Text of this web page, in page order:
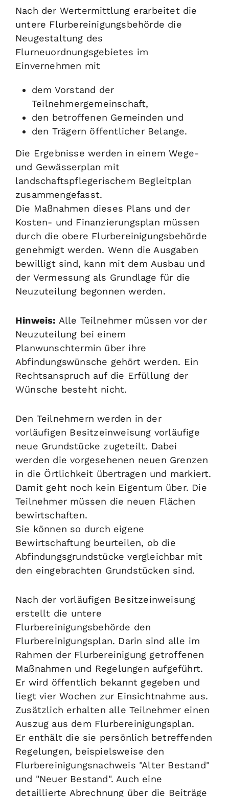
Nach der Wertermittlung erarbeitet die
untere Flurbereinigungsbehörde die
Neugestaltung des
Flurneuordnungsgebietes im
Einvernehmen mit
dem Vorstand der
Teilnehmergemeinschaft,
den betroffenen Gemeinden und
den Trägern öffentlicher Belange.
Die Ergebnisse werden in einem Wege-
und Gewässerplan mit
landschaftspflegerischem Begleitplan
zusammengefasst.
Die Maßnahmen dieses Plans und der
Kosten- und Finanzierungsplan müssen
durch die obere Flurbereinigungsbehörde
genehmigt werden. Wenn die Ausgaben
bewilligt sind, kann mit dem Ausbau und
der Vermessung als Grundlage für die
Neuzuteilung begonnen werden.
Hinweis: Alle Teilnehmer müssen vor der
Neuzuteilung bei einem
Planwunschtermin über ihre
Abfindungswünsche gehört werden. Ein
Rechtsanspruch auf die Erfüllung der
Wünsche besteht nicht.
Den Teilnehmern werden in der
vorläufigen Besitzeinweisung vorläufige
neue Grundstücke zugeteilt. Dabei
werden die vorgesehenen neuen Grenzen
in die Örtlichkeit übertragen und markiert.
Damit geht noch kein Eigentum über. Die
Teilnehmer müssen die neuen Flächen
bewirtschaften.
Sie können so durch eigene
Bewirtschaftung beurteilen, ob die
Abfindungsgrundstücke vergleichbar mit
den eingebrachten Grundstücken sind.
Nach der vorläufigen Besitzeinweisung
erstellt die untere
Flurbereinigungsbehörde den
Flurbereinigungsplan. Darin sind alle im
Rahmen der Flurbereinigung getroffenen
Maßnahmen und Regelungen aufgeführt.
Er wird öffentlich bekannt gegeben und
liegt vier Wochen zur Einsichtnahme aus.
Zusätzlich erhalten alle Teilnehmer einen
Auszug aus dem Flurbereinigungsplan.
Er enthält die sie persönlich betreffenden
Regelungen, beispielsweise den
Flurbereinigungsnachweis "Alter Bestand"
und "Neuer Bestand". Auch eine
detaillierte Abrechnung über die Beiträge